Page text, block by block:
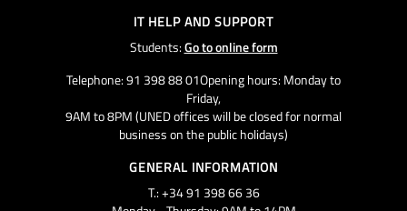
IT HELP AND SUPPORT
Students:Go to online form
Telephone: 91 398 88 01Opening hours: Monday to
Friday,
9AM to 8PM (UNED offices will be closed for normal
business on the public holidays)
GENERAL INFORMATION
T.: +34 91 398 66 36